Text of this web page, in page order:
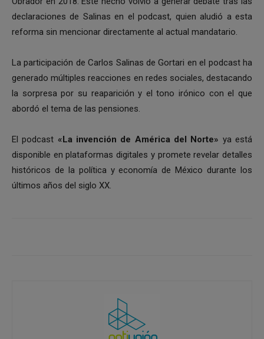
declaraciones de Salinas en el podcast, quien aludió a esta
reforma sin mencionar directamente al actual mandatario.
La participación de Carlos Salinas de Gortari en el podcast ha
generado múltiples reacciones en redes sociales, destacando
la sorpresa por su reaparición y el tono irónico con el que
abordó el tema de las pensiones.
El podcast «La invención de América del Norte» ya está
disponible en plataformas digitales y promete revelar detalles
históricos de la política y economía de México durante los
últimos años del siglo XX.